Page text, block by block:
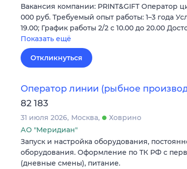
Вакансия компании: PRINT&GIFT Оператор
000 руб. Требуемый опыт работы: 1–3 года
19.00; График работы 2/2 c 10.00 до 20.00
Показать ещё
Откликнуться
Оператор линии (рыбное
82 183
31 июля 2026 Москва
Ховрино
АО "Меридиан"
Запуск и настройка оборудования,
оборудования. Оформление по ТК РФ с
(дневные смены), питание.